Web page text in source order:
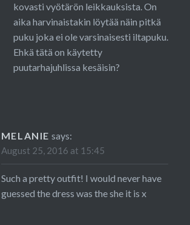
kovasti vyötärön leikkauksista. On
aika harvinaistakin löytää näin pitkä
puku joka ei ole varsinaisesti iltapuku.
Ehkä tätä on käytetty
puutarhajuhlissa kesäisin?
MELANIE says:
August 25, 2016 at 15:45
Such a pretty outfit! I would never have
guessed the dress was the she it is x